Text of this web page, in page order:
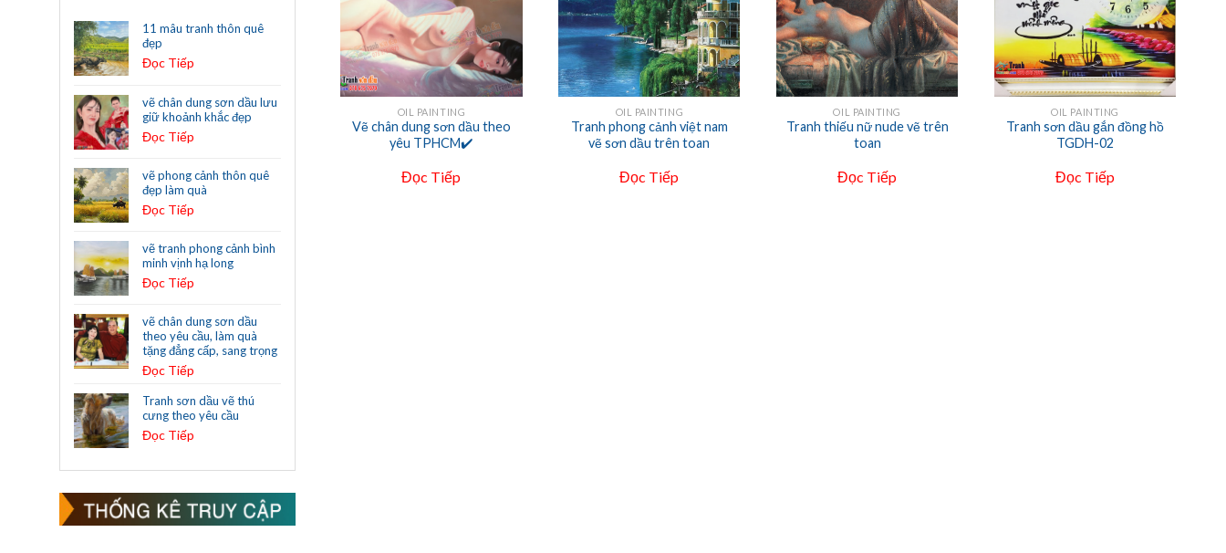
11 mâu tranh thôn quê
đẹp
Đọc Tiếp
vẽ chân dung sơn dầu lưu
giữ khoảnh khắc đẹp
Đọc Tiếp
vẽ phong cảnh thôn quê
đẹp làm quà
Đọc Tiếp
vẽ tranh phong cảnh bình
minh vịnh hạ long
Đọc Tiếp
vẽ chân dung sơn dầu
theo yêu cầu, làm quà
tặng đẳng cấp, sang trọng
Đọc Tiếp
Tranh sơn dầu vẽ thú
cưng theo yêu cầu
Đọc Tiếp
+
OIL PAINTING
Vẽ chân dung sơn dầu theo
yêu TPHCM✔️
Đọc Tiếp
+
OIL PAINTING
Tranh phong cảnh việt nam
vẽ sơn dầu trên toan
Đọc Tiếp
+
OIL PAINTING
Tranh thiếu nữ nude vẽ trên
toan
Đọc Tiếp
+
OIL PAINTING
Tranh sơn dầu gắn đồng hồ
TGDH-02
Đọc Tiếp
CHÂN DUNG SƠN DẦU
Bác Hồ, Tranh vẽ bằng sơn
dầu trên toan
Đọc Tiếp